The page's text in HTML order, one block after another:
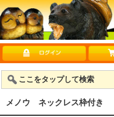
ここをタップして検索
メノウ ネックレス枠付き